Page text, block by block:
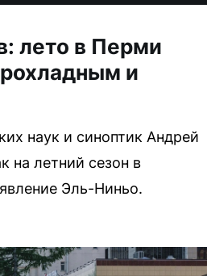
лето в Перми
и
наук и синоптик Андрей
на летний сезон в
Эль-Ниньо.